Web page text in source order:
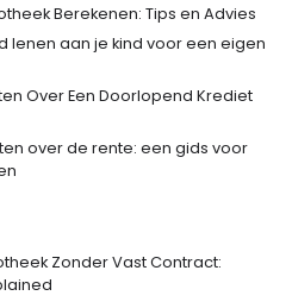
Berekenen: Tips en Advies
lenen aan je kind voor een eigen
Over Een Doorlopend Krediet
over de rente: een gids voor
Zonder Vast Contract: